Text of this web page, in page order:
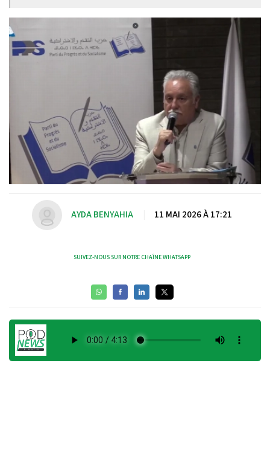
AYDA BENYAHIA 11 MAI 2026 À 17:21
SUIVEZ-NOUS SUR NOTRE CHAÎNE WHATSAPP